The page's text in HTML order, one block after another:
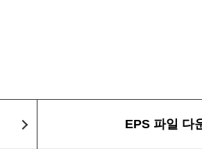
EPS 파일 다